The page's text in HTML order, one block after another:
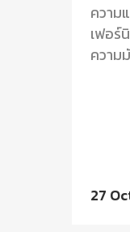
ความ
เฟอร์
ความ
27